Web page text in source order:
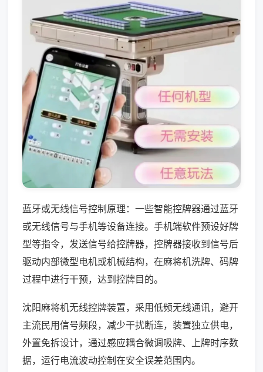
蓝牙或无线信号控制原理：一些智能控牌器通过蓝牙
或无线信号与手机等设备连接。手机端软件预设好牌
型等指令，发送信号给控牌器，控牌器接收到信号后
驱动内部微型电机或机械结构，在麻将机洗牌、码牌
过程中进行干预，达到控牌目的。
沈阳麻将机无线控牌装置，采用低频无线通讯，避开
主流民用信号频段，减少干扰断连，装置独立供电，
外置免拆设计，通过感应耦合微调吸牌、上牌时序数
据，运行电流波动控制在安全误差范围内。